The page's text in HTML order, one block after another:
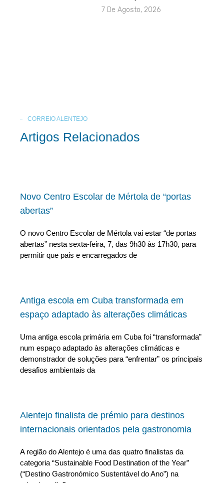
7 De Agosto, 2026
CORREIO ALENTEJO
Artigos Relacionados
Novo Centro Escolar de Mértola de “portas
abertas”
O novo Centro Escolar de Mértola vai estar “de portas
abertas” nesta sexta-feira, 7, das 9h30 às 17h30, para
permitir que pais e encarregados de
Antiga escola em Cuba transformada em
espaço adaptado às alterações climáticas
Uma antiga escola primária em Cuba foi “transformada”
num espaço adaptado às alterações climáticas e
demonstrador de soluções para “enfrentar” os principais
desafios ambientais da
Alentejo finalista de prémio para destinos
internacionais orientados pela gastronomia
A região do Alentejo é uma das quatro finalistas da
categoria “Sustainable Food Destination of the Year”
(“Destino Gastronómico Sustentável do Ano”) na